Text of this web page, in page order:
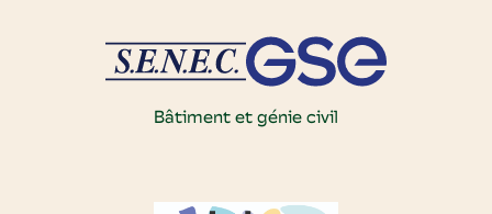
Bâtiment et génie civil